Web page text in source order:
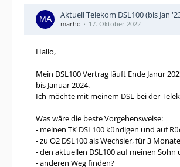
Aktuell Telekom DSL100 (bis Jan
marho 17. Oktober 2022
Hallo,
Mein DSL100 Vertrag läuft Ende Janur
bis Januar 2024.
Ich möchte mit meinem DSL bei der
Was wäre die beste Vorgehensweise:
- meinen TK DSL100 kündigen und auf
- zu O2 DSL100 als Wechsler, für 3
- den aktuellen DSL100 auf meinen
- anderen Weg finden?